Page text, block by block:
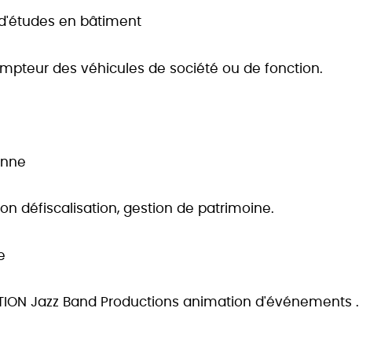
d'études en bâtiment
des véhicules de société ou de fonction.
défiscalisation, gestion de patrimoine.
Jazz Band Productions animation d'événements .